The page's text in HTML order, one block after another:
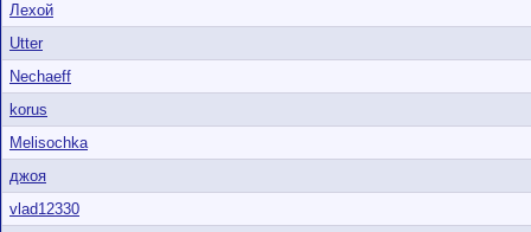
Лехой
Utter
Nechaeff
korus
Melisochka
джоя
vlad12330